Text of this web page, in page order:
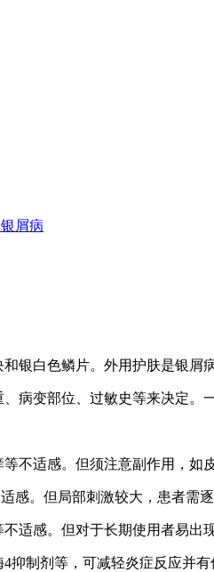
屑病
银白色鳞片。外用护肤是银屑
病变部位、过敏史等来决定
不适感。但须注意副作用，如
感。但局部刺激较大，患者需
适感。但对于长期使用者易出
制剂等，可减轻炎症反应并